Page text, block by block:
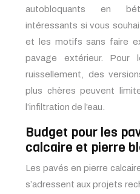
autobloquants en
intéressants si vous
et les motifs sans faire
pavage extérieur. Pour
ruissellement, des
plus chères peuvent
l’infiltration de l’eau.
Budget pour les
calcaire et pierre
Les pavés en pierre
s’adressent aux projets